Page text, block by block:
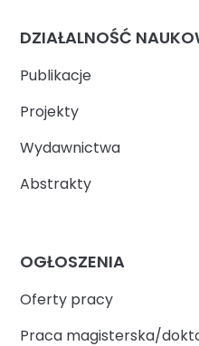
DZIAŁALNOŚĆ
Publikacje
Projekty
Wydawnictwa
Abstrakty
OGŁOSZENIA
Oferty pracy
Praca magisterska/